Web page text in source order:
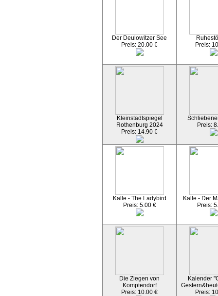
Der Deulowitzer See
Preis: 20.00 €
Preis:
Kleinstadtspiegel
Rothenburg 2024
Preis: 14.90 €
Preis:
Kalle - The Ladybird
Preis: 5.00 €
Kalle - Der
Preis:
Die Ziegen von
Komptendorf
Preis: 10.00 €
Kalender
Preis: